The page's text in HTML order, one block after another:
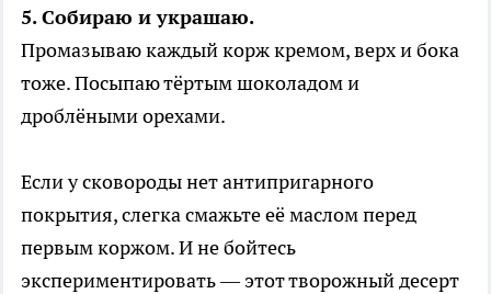
5. Собираю и украшаю.
Промазываю каждый корж кремом, верх и бока
тоже. Посыпаю тёртым шоколадом и
дроблёными орехами.
Если у сковороды нет антипригарного
покрытия, слегка смажьте её маслом перед
первым коржом. И не бойтесь
экспериментировать — этот творожный десерт